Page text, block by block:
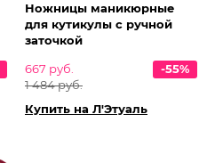
Ножницы маникюрные
для кутикулы с ручной
заточкой
667 руб.
1 484 руб.
-55%
Купить на Л'Этуаль